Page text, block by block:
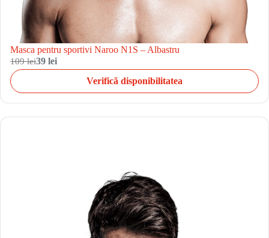
Masca pentru sportivi Naroo N1S – Albastru
109 lei39 lei
Verifică disponibilitatea